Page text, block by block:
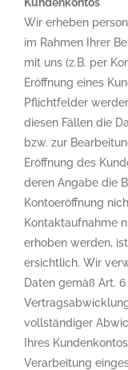
Wir erheben
im Rahmen Ihrer
mit uns (z.B. per
Eröffnung eines
Pflichtfelder
diesen Fällen die
bzw. zur
Eröffnung des
deren Angabe die
Kontoeröffnung
Kontaktaufnahme
erhoben werden,
ersichtlich. Wir
Daten gemäß Art. 6
vollständiger
Ihres
Verarbeitung